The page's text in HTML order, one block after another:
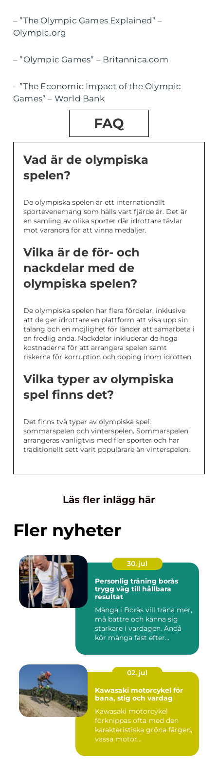
– ”The Olympic Games Explained” –
Olympic.org
– ”Olympic Games” – Britannica.com
– ”The Economic Impact of the Olympic
Games” – World Bank
FAQ
Vad är de olympiska
spelen?
De olympiska spelen är ett internationellt
sportevenemang som hålls vart fjärde år. Det är
en samling av olika sporter där idrottare tävlar
mot varandra för att vinna medaljer.
Vilka är de för- och
nackdelar med de
olympiska spelen?
De olympiska spelen har flera fördelar, inklusive
att de ger idrottare en plattform att visa upp sin
talang och en möjlighet för länder att samarbeta i
en fredlig anda. Nackdelar inkluderar de höga
kostnaderna för att arrangera spelen samt
riskerna för korruption och doping inom idrotten.
Vilka typer av olympiska
spel finns det?
Det finns två typer av olympiska spel:
sommarspelen och vinterspelen. Sommarspelen
arrangeras vanligtvis med fler sporter och har
traditionellt sett varit populärare än vinterspelen.
Läs fler inlägg här
Fler nyheter
30. jul
Personlig träning borås
trygg väg till hållbara
resultat
Många i Borås vill träna mer,
må bättre och känna sig
starkare i vardagen. Ändå
kör många fast efter...
02. jul
Kawasaki motorcykel för
bana, stig och vardag
Kawasaki motorcykel
förknippas ofta med den
karakteristiska gröna färgen,
vassa motor...